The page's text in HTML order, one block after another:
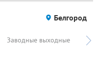
Белгород
Заводные выходные